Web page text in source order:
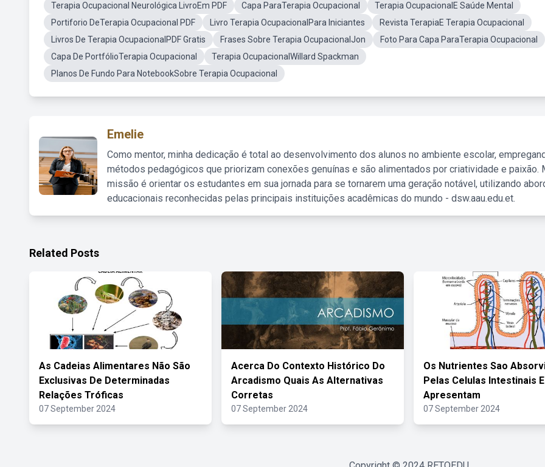
Terapia Ocupacional Neurológica LivroEm PDF
Capa ParaTerapia Ocupacional
Terapia OcupacionalE Saúde Mental
Portiforio DeTerapia Ocupacional PDF
Livro Terapia OcupacionalPara Iniciantes
Revista TerapiaE Terapia Ocupacional
Livros De Terapia OcupacionalPDF Gratis
Frases Sobre Terapia OcupacionalJon
Foto Para Capa ParaTerapia Ocupacional
Capa De PortfólioTerapia Ocupacional
Terapia OcupacionalWillard Spackman
Planos De Fundo Para NotebookSobre Terapia Ocupacional
Emelie
Como mentor, minha dedicação é total ao desenvolvimento dos alunos no ambiente escolar,
métodos pedagógicos que priorizam conexões genuínas e são alimentados por criatividade e paixão.
missão é orientar os estudantes em sua jornada para se tornarem uma geração notável, utilizando
educacionais reconhecidas pelas principais instituições acadêmicas do mundo - dsw.aau.edu.et.
Related Posts
As Cadeias Alimentares Não São
Exclusivas De Determinadas
Relações Tróficas
07 September 2024
Acerca Do Contexto Histórico Do
Arcadismo Quais As Alternativas
Corretas
07 September 2024
Os Nutrientes Sao
Pelas Celulas Intestinais
Apresentam
07 September 2024